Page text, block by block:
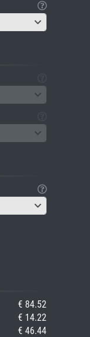
€ 84.52
€ 14.22
€ 46.44